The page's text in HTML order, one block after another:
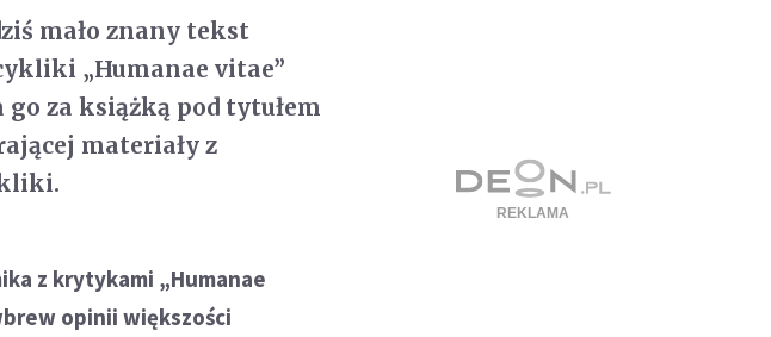
mało znany tekst
„Humanae vitae”
za książką pod tytułem
materiały z
z krytykami „Humanae
opinii większości